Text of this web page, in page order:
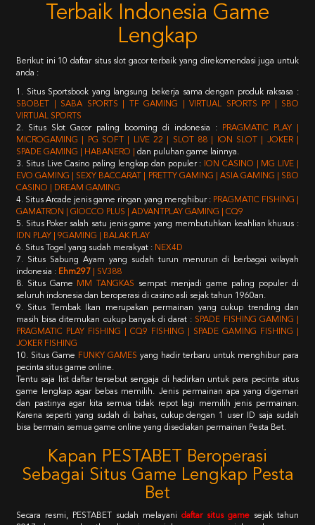
Terbaik Indonesia Game
Lengkap
Berikut ini 10 daftar situs slot gacor terbaik yang direkomendasi juga untuk
anda :
1. Situs Sportsbook yang langsung bekerja sama dengan produk raksasa :
SBOBET | SABA SPORTS | TF GAMING | VIRTUAL SPORTS PP | SBO
VIRTUAL SPORTS
2. Situs Slot Gacor paling booming di indonesia :
PRAGMATIC PLAY |
MICROGAMING | PG SOFT | LIVE 22 | SLOT 88 | ION SLOT | JOKER |
SPADE GAMING | HABANERO |
dan puluhan game lainnya.
3. Situs Live Casino paling lengkap dan populer : ION CASINO | MG LIVE |
EVO GAMING | SEXY BACCARAT | PRETTY GAMING | ASIA GAMING | SBO
CASINO | DREAM GAMING
4. Situs Arcade jenis game ringan yang menghibur : PRAGMATIC FISHING |
GAMATRON | GIOCCO PLUS | ADVANTPLAY GAMING | CQ9
5. Situs Poker salah satu jenis game yang membutuhkan keahlian khusus :
IDN PLAY | 9GAMING | BALAK PLAY
6. Situs Togel yang sudah merakyat : NEX4D
7. Situs Sabung Ayam yang sudah turun menurun di berbagai wilayah
indonesia : Ehm297 | SV388
8. Situs Game
MM TANGKAS
sempat menjadi game paling populer di
seluruh indonesia dan beroperasi di casino asli sejak tahun 1960an.
9. Situs Tembak Ikan merupakan permainan yang cukup trending dan
masih bisa ditemukan cukup banyak di darat : SPADE FISHING GAMING |
PRAGMATIC PLAY FISHING | CQ9 FISHING | SPADE GAMING FISHING |
JOKER FISHING
10. Situs Game FUNKY GAMES yang hadir terbaru untuk menghibur para
pecinta situs game online.
Tentu saja list daftar tersebut sengaja di hadirkan untuk para pecinta situs
game lengkap agar bebas memilih. Jenis permainan apa yang digemari
dan pastinya agar kita semua tidak repot lagi memilih jenis permainan.
Karena seperti yang sudah di bahas, cukup dengan 1 user ID saja sudah
bisa bermain semua game online yang disediakan permainan Pesta Bet.
Kapan PESTABET Beroperasi
Sebagai Situs Game Lengkap Pesta
Bet
Secara resmi, PESTABET sudah melayani daftar situs game sejak tahun